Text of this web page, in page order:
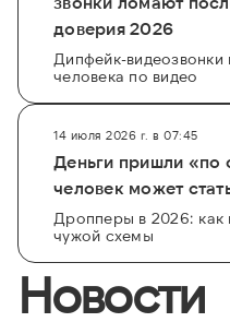
доверия 2026
Дипфейк-видеозвонки
человека по видео
14 июля 2026 г. в 07:45
Деньги пришли
человек может
Дропперы в 2026: как
чужой схемы
Новости